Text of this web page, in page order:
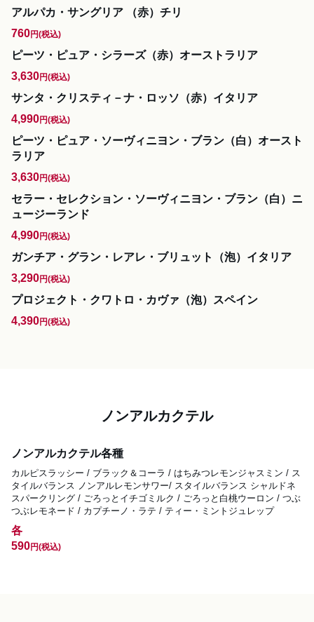
アルパカ・サングリア （赤）チリ
760円(税込)
ピーツ・ピュア・シラーズ（赤）オーストラリア
3,630円(税込)
サンタ・クリスティ－ナ・ロッソ（赤）イタリア
4,990円(税込)
ピーツ・ピュア・ソーヴィニヨン・ブラン（白）オースト
ラリア
3,630円(税込)
セラー・セレクション・ソーヴィニヨン・ブラン（白）ニ
ュージーランド
4,990円(税込)
ガンチア・グラン・レアレ・ブリュット（泡）イタリア
3,290円(税込)
プロジェクト・クワトロ・カヴァ（泡）スペイン
4,390円(税込)
ノンアルカクテル
ノンアルカクテル各種
カルピスラッシー / ブラック＆コーラ / はちみつレモンジャスミン / ス
タイルバランス ノンアルレモンサワー/ スタイルバランス シャルドネ
スパークリング / ごろっとイチゴミルク / ごろっと白桃ウーロン / つぶ
つぶレモネード / カプチーノ・ラテ / ティー・ミントジュレップ
各
590円(税込)